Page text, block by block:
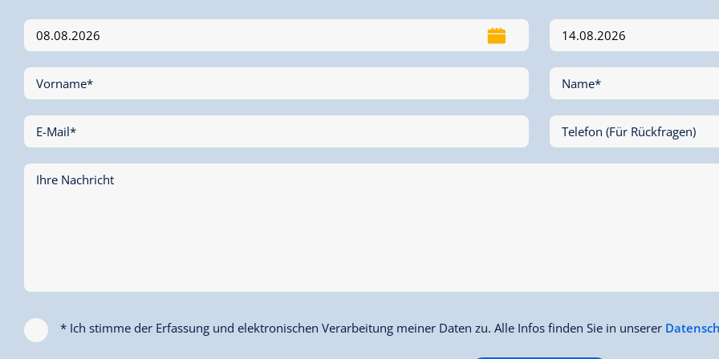
Vorname* Name*
E-Mail* Telefon (Für Rückfragen)
Ihre Nachricht
* Ich stimme der Erfassung und elektronischen Verarbeitung meiner Daten zu. Alle Infos finden Sie in unserer